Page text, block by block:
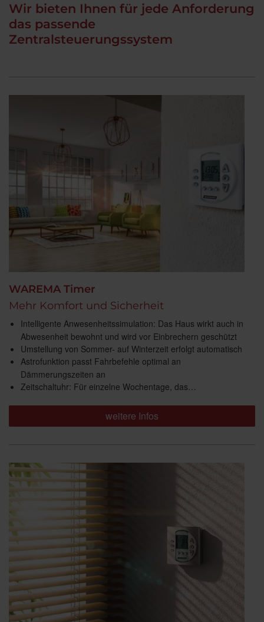
Wir bieten Ihnen für jede Anforderung
das passende
Zentralsteuerungssystem
WAREMA Timer
Mehr Komfort und Sicherheit
Intelligente Anwesenheitssimulation: Das Haus wirkt auch in
Abwesenheit bewohnt und wird vor Einbrechern geschützt
Umstellung von Sommer- auf Winterzeit erfolgt automatisch
Astrofunktion passt Fahrbefehle optimal an
Dämmerungszeiten an
Zeitschaltuhr: Für einzelne Wochentage, das…
weitere Infos